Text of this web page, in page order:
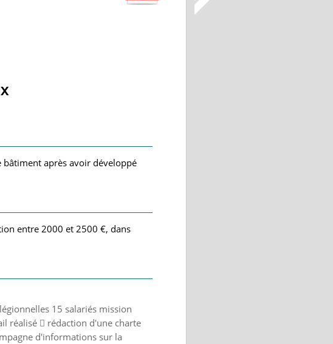
bâtiment après avoir développé
entre 2000 et 2500 €, dans
15 salariés mission
réalisé  rédaction d'une charte
d'informations sur la